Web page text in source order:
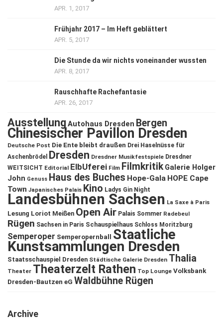
APR. 1, 2017
Frühjahr 2017 – Im Heft geblättert
APR. 5, 2017
Die Stunde da wir nichts voneinander wussten
APR. 8, 2017
Rauschhafte Rachefantasie
APR. 26, 2017
Ausstellung Autohaus Dresden Bergen
Chinesischer Pavillon Dresden
Deutsche Post Die Ente bleibt draußen Drei Haselnüsse für
Aschenbrödel
Dresden Dresdner Musikfestspiele Dresdner
WEITSICHT Editorial ElbUferei Film Filmkritik Galerie Holger
John Genuss Haus des Buches Hope-Gala HOPE Cape
Town Japanisches Palais Kino Ladys Gin Night
Landesbühnen Sachsen La Saxe à Paris
Lesung Loriot Meißen Open Air Palais Sommer Radebeul
Rügen Sachsen in Paris Schauspielhaus Schloss Moritzburg
Semperoper Semperopernball Staatliche
Kunstsammlungen Dresden
Staatsschauspiel Dresden Städtische Galerie Dresden Thalia
Theater Theaterzelt Rathen Top Lounge Volksbank
Dresden-Bautzen eG Waldbühne Rügen
Archive